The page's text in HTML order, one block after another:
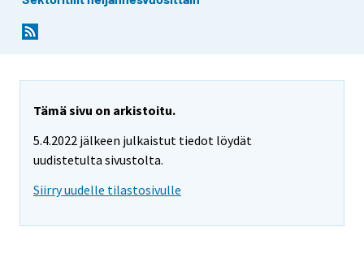
Tämä sivu on arkistoitu.
5.4.2022 jälkeen julkaistut tiedot löydät
uudistetulta sivustolta.
Siirry uudelle tilastosivulle